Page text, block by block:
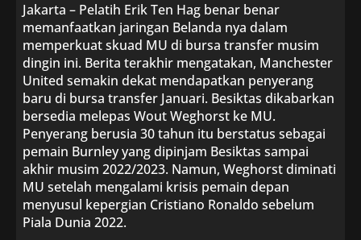
Jakarta – Pelatih Erik Ten Hag benar benar
memanfaatkan jaringan Belanda nya dalam
memperkuat skuad MU di bursa transfer musim
dingin ini. Berita terakhir mengatakan, Manchester
United semakin dekat mendapatkan penyerang
baru di bursa transfer Januari. Besiktas dikabarkan
bersedia melepas Wout Weghorst ke MU.
Penyerang berusia 30 tahun itu berstatus sebagai
pemain Burnley yang dipinjam Besiktas sampai
akhir musim 2022/2023. Namun, Weghorst diminati
MU setelah mengalami krisis pemain depan
menyusul kepergian Cristiano Ronaldo sebelum
Piala Dunia 2022.